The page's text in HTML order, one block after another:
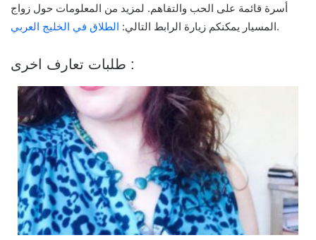
أسرة قائمة على الحب والتفاهم. لمزيد من المعلومات حول زواج
المسيار يمكنكم زيارة الرابط التالي: الطلاق في الخليج العربي .
طلبات تعارف اخرى :